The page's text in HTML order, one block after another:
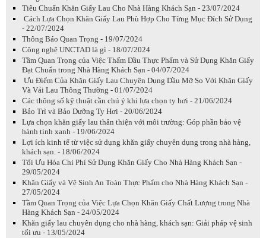
Tiêu Chuẩn Khăn Giấy Lau Cho Nhà Hàng Khách Sạn - 23/07/2024
Cách Lựa Chọn Khăn Giấy Lau Phù Hợp Cho Từng Mục Đích Sử Dụng
- 22/07/2024
Thông Báo Quan Trọng - 19/07/2024
Công nghệ UNCTAD là gì - 18/07/2024
Tầm Quan Trọng của Việc Thấm Dầu Thực Phẩm và Sử Dụng Khăn Giấy
Đạt Chuẩn trong Nhà Hàng Khách Sạn - 04/07/2024
Ưu Điểm Của Khăn Giấy Lau Chuyên Dụng Dầu Mỡ So Với Khăn Giấy
Và Vải Lau Thông Thường - 01/07/2024
Các thông số kỹ thuật cần chú ý khi lựa chọn ty hơi - 21/06/2024
Bảo Trì và Bảo Dưỡng Ty Hơi - 20/06/2024
Lựa chọn khăn giấy lau thân thiện với môi trường: Góp phần bảo vệ
hành tinh xanh - 19/06/2024
Lợi ích kinh tế từ việc sử dụng khăn giấy chuyên dụng trong nhà hàng,
khách sạn. - 18/06/2024
Tối Ưu Hóa Chi Phí Sử Dụng Khăn Giấy Cho Nhà Hàng Khách Sạn -
29/05/2024
Khăn Giấy và Vệ Sinh An Toàn Thực Phẩm cho Nhà Hàng Khách Sạn -
27/05/2024
Tầm Quan Trọng của Việc Lựa Chọn Khăn Giấy Chất Lượng trong Nhà
Hàng Khách Sạn - 24/05/2024
Khăn giấy lau chuyên dụng cho nhà hàng, khách sạn: Giải pháp vệ sinh
tối ưu - 13/05/2024